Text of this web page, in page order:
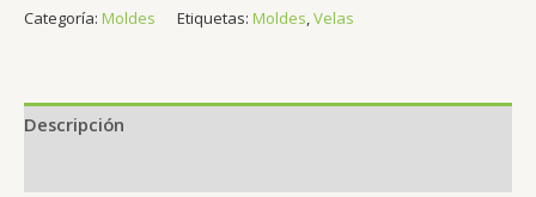
Categoría: Moldes Etiquetas: Moldes,Velas
Descripción